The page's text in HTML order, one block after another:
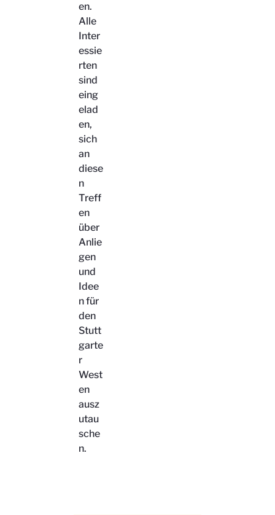
en.
Alle
Inter
essie
rten
sind
eing
elad
en,
sich
an
diese
n
Treff
en
über
Anlie
gen
und
Idee
n für
den
Stutt
garte
r
West
en
ausz
utau
sche
n.